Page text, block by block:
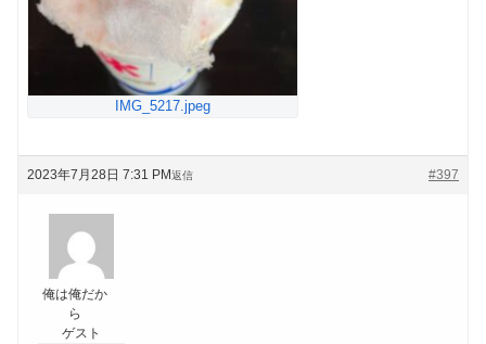
IMG_5217.jpeg
2023年7月28日 7:31 PM #397
返信
俺は俺だか
ら
ゲスト